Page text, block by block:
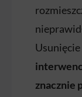
znacznie